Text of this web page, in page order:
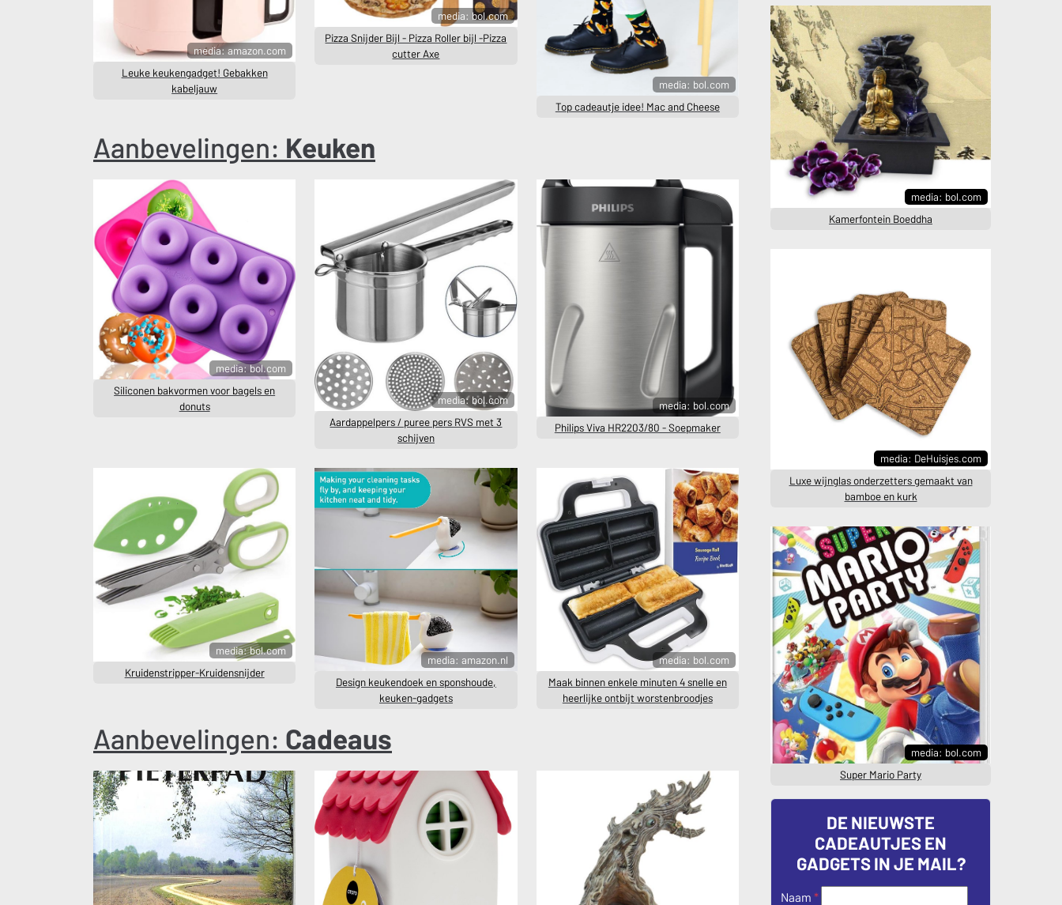
media: amazon.com
Leuke keukengadget! Gebakken
kabeljauw
media: bol.com
Pizza Snijder Bijl - Pizza Roller bijl -Pizza
cutter Axe
media: bol.com
Top cadeautje idee! Mac and Cheese
Aanbevelingen: Keuken
media: bol.com
Siliconen bakvormen voor bagels en
donuts
media: bol.com
Aardappelpers / puree pers RVS met 3
schijven
media: bol.com
Philips Viva HR2203/80 - Soepmaker
media: bol.com
Kruidenstripper-Kruidensnijder
media: amazon.nl
Design keukendoek en sponshoude,
keuken-gadgets
media: bol.com
Maak binnen enkele minuten 4 snelle en
heerlijke ontbijt worstenbroodjes
Aanbevelingen: Cadeaus
media: bol.com
Kamerfontein Boeddha
media: DeHuisjes.com
Luxe wijnglas onderzetters gemaakt van
bamboe en kurk
media: bol.com
Super Mario Party
DE NIEUWSTE
CADEAUTJES EN
GADGETS IN JE MAIL?
Naam *